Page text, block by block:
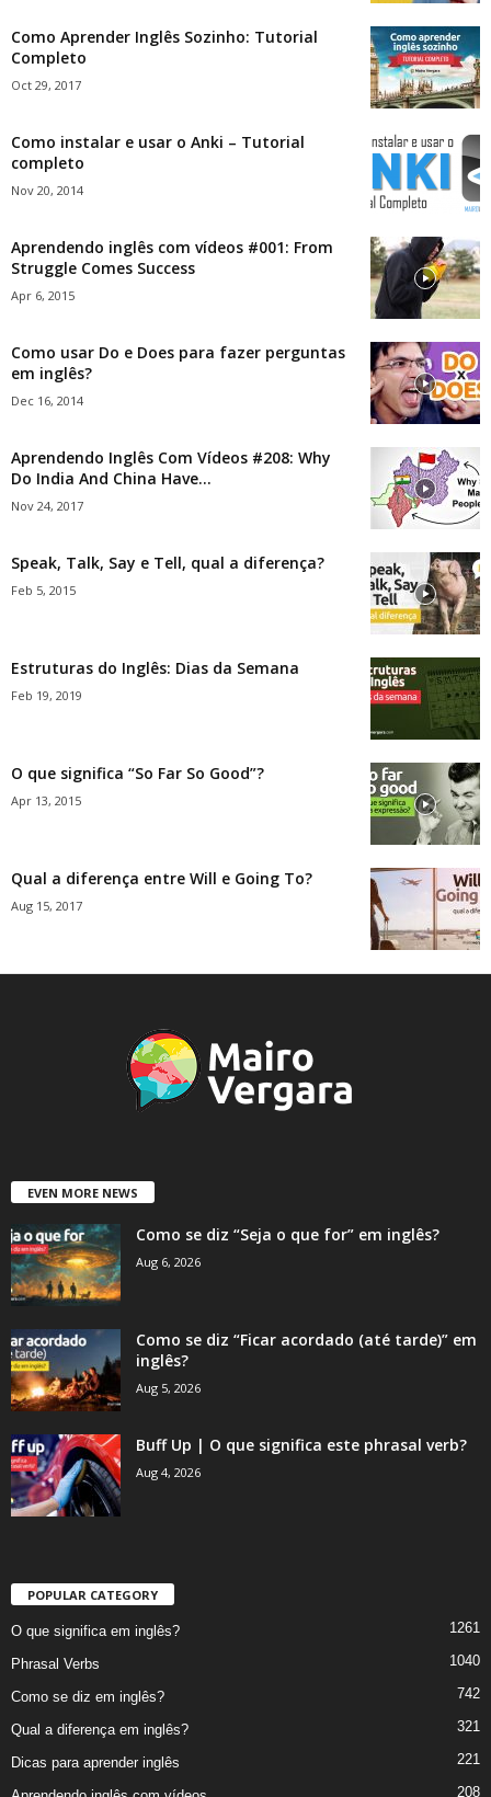
Como Aprender Inglês Sozinho: Tutorial
Completo
Oct 29, 2017
Como instalar e usar o Anki – Tutorial
completo
Nov 20, 2014
Aprendendo inglês com vídeos #001: From
Struggle Comes Success
Apr 6, 2015
Como usar Do e Does para fazer perguntas
em inglês?
Dec 16, 2014
Aprendendo Inglês Com Vídeos #208: Why
Do India And China Have...
Nov 24, 2017
Speak, Talk, Say e Tell, qual a diferença?
Feb 5, 2015
Estruturas do Inglês: Dias da Semana
Feb 19, 2019
O que significa “So Far So Good”?
Apr 13, 2015
Qual a diferença entre Will e Going To?
Aug 15, 2017
EVEN MORE NEWS
Como se diz “Seja o que for” em inglês?
Aug 6, 2026
Como se diz “Ficar acordado (até tarde)” em
inglês?
Aug 5, 2026
Buff Up | O que significa este phrasal verb?
Aug 4, 2026
POPULAR CATEGORY
O que significa em inglês? 1261
Phrasal Verbs 1040
Como se diz em inglês? 742
Qual a diferença em inglês? 321
Dicas para aprender inglês 221
208